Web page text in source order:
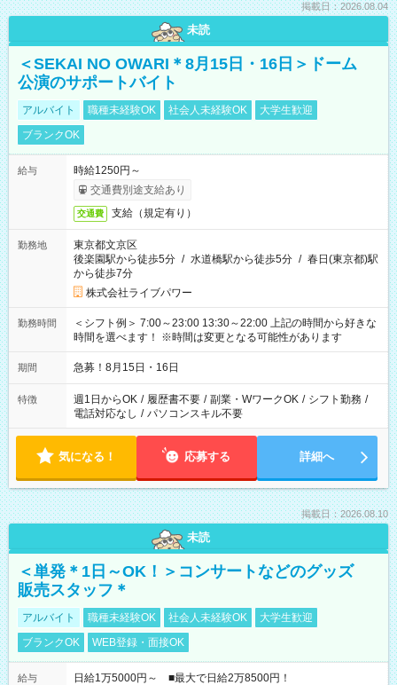
掲載日：2026.08.04
未読
＜SEKAI NO OWARI＊8月15日・16日＞ドーム
公演のサポートバイト
アルバイト 職種未経験OK 社会人未経験OK
大学生歓迎
ブランクOK
給与
時給1250円～
交通費別途支給あり
交通費 支給（規定有り）
勤務地
東京都文京区
後楽園駅から徒歩5分 / 水道橋駅から徒歩5分 / 春日(東京都)駅
から徒歩7分
株式会社ライブパワー
勤務時間
＜シフト例＞ 7:00～23:00 13:30～22:00 上記の時間から好きな
時間を選べます！ ※時間は変更となる可能性があります
期間 急募！8月15日・16日
特徴 週1日からOK / 履歴書不要 / 副業・WワークOK / シフト勤務 /
電話対応なし / パソコンスキル不要
気になる！ 応募する 詳細へ
掲載日：2026.08.10
未読
＜単発＊1日～OK！＞コンサートなどのグッズ
販売スタッフ＊
アルバイト 職種未経験OK 社会人未経験OK
大学生歓迎
ブランクOK
WEB登録・面接OK
給与 日給1万5000円～ ■最大で日給2万8500円！